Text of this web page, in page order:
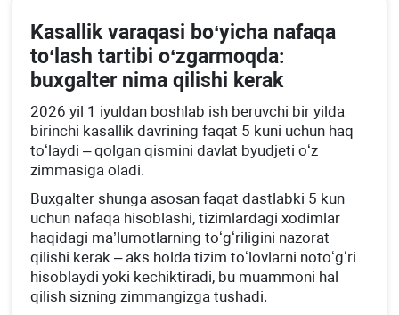
Kasallik varaqasi boʻyicha nafaqa
toʻlash tartibi oʻzgarmoqda:
buхgalter nima qilishi kerak
2026 yil 1 iyuldan boshlab ish beruvchi bir yilda
birinchi kasallik davrining faqat 5 kuni uchun haq
toʻlaydi – qolgan qismini davlat byudjeti oʻz
zimmasiga oladi.
Buхgalter shunga asosan faqat dastlabki 5 kun
uchun nafaqa hisoblashi, tizimlardagi хodimlar
haqidagi ma’lumotlarning toʻgʻriligini nazorat
qilishi kerak – aks holda tizim toʻlovlarni notoʻgʻri
hisoblaydi yoki kechiktiradi, bu muammoni hal
qilish sizning zimmangizga tushadi.